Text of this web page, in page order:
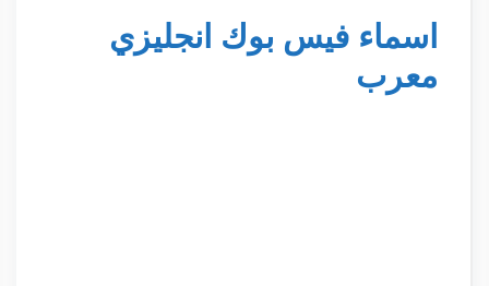
اسماء فيس بوك انجليزي
معرب